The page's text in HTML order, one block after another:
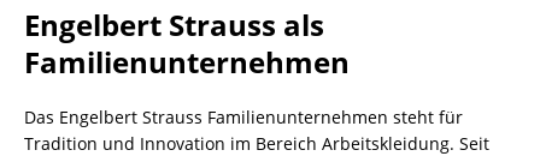
Engelbert Strauss als
Familienunternehmen
Das Engelbert Strauss Familienunternehmen steht für
Tradition und Innovation im Bereich Arbeitskleidung. Seit